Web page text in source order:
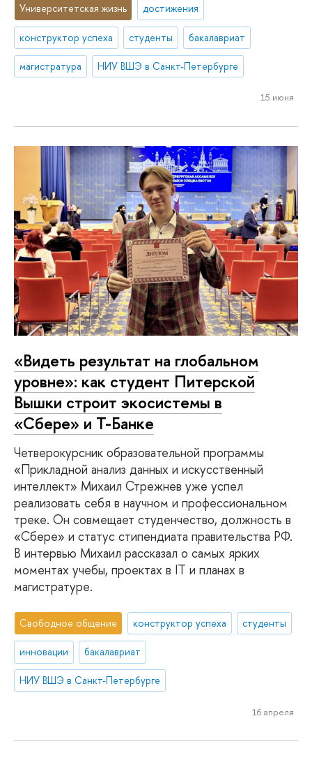
Университетская жизнь достижения
конструктор успеха студенты бакалавриат
магистратура НИУ ВШЭ в Санкт-Петербурге
15 июня
«Видеть результат на глобальном
уровне»: как студент Питерской
Вышки строит экосистемы в
«Сбере» и Т-Банке
Четверокурсник образовательной программы
«Прикладной анализ данных и искусственный
интеллект» Михаил Стрежнев уже успел
реализовать себя в научном и профессиональном
треке. Он совмещает студенчество, должность в
«Сбере» и статус стипендиата правительства РФ.
В интервью Михаил рассказал о самых ярких
моментах учебы, проектах в IT и планах в
магистратуре.
Свободное общение конструктор успеха студенты
инновации бакалавриат
НИУ ВШЭ в Санкт-Петербурге
16 апреля